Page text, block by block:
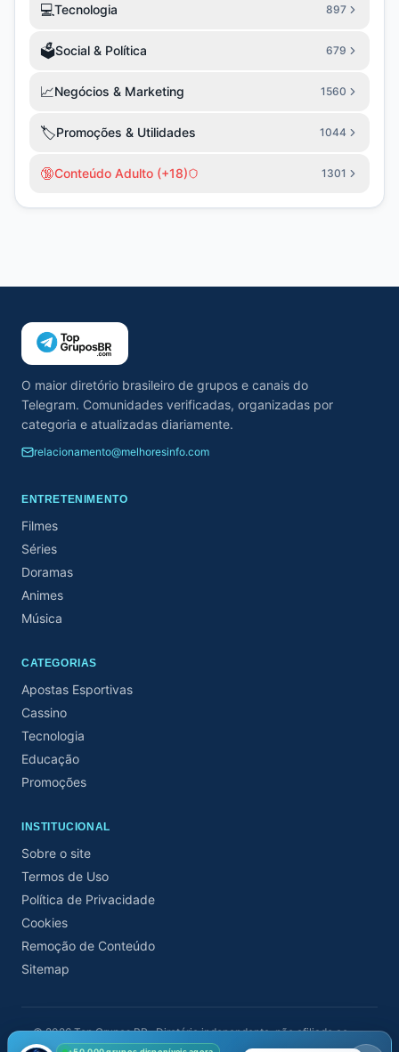
💻Tecnologia 897
🗳️Social & Política 679
📈Negócios & Marketing 1560
🏷️Promoções & Utilidades 1044
🔞Conteúdo Adulto (+18) 1301
O maior diretório brasileiro de grupos e canais do
Telegram. Comunidades verificadas, organizadas por
categoria e atualizadas diariamente.
relacionamento@melhoresinfo.com
ENTRETENIMENTO
Filmes
Séries
Doramas
Animes
Música
CATEGORIAS
Apostas Esportivas
Cassino
Tecnologia
Educação
Promoções
INSTITUCIONAL
Sobre o site
Termos de Uso
Política de Privacidade
Cookies
Remoção de Conteúdo
Sitemap
©2026Top Grupos BR · Diretório independente, não afiliado ao
Telegram.